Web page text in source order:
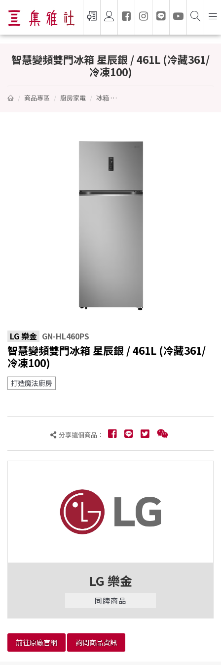
智慧變頻雙門冰箱 星辰銀 / 461L (冷藏
智慧變頻雙門冰箱 星辰銀 / 461L (冷藏361/
冷凍100)
商品專區 廚房家電 冰箱
LG 樂金 GN-HL460PS
智慧變頻雙門冰箱 星辰銀 / 461L (冷藏361/
冷凍100)
打造魔法廚房
分享這個商品：
LG 樂金
同牌商品
前往原廠官網 詢問商品資訊